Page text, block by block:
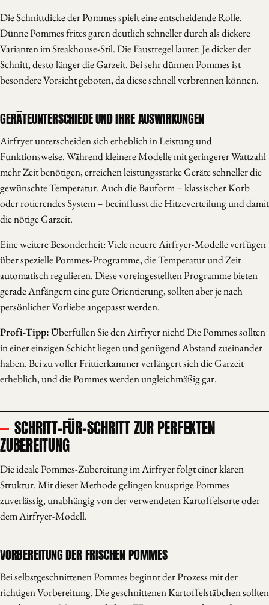
Die Schnittdicke der Pommes spielt eine entscheidende Rolle.
Dünne Pommes frites garen deutlich schneller durch als dickere
Varianten im Steakhouse-Stil. Die Faustregel lautet: Je dicker der
Schnitt, desto länger die Garzeit. Bei sehr dünnen Pommes ist
besondere Vorsicht geboten, da diese schnell verbrennen können.
GERÄTEUNTERSCHIEDE UND IHRE AUSWIRKUNGEN
Airfryer unterscheiden sich erheblich in Leistung und
Funktionsweise. Während kleinere Modelle mit geringerer Wattzahl
mehr Zeit benötigen, erreichen leistungsstarke Geräte schneller die
gewünschte Temperatur. Auch die Bauform – klassischer Korb
oder rotierendes System – beeinflusst die Hitzeverteilung und damit
die nötige Garzeit.
Eine weitere Besonderheit: Viele neuere Airfryer-Modelle verfügen
über spezielle Pommes-Programme, die Temperatur und Zeit
automatisch regulieren. Diese voreingestellten Programme bieten
gerade Anfängern eine gute Orientierung, sollten aber je nach
persönlicher Vorliebe angepasst werden.
Profi-Tipp:Überfüllen Sie den Airfryer nicht! Die Pommes sollten
in einer einzigen Schicht liegen und genügend Abstand zueinander
haben. Bei zu voller Frittierkammer verlängert sich die Garzeit
erheblich, und die Pommes werden ungleichmäßig gar.
SCHRITT-FÜR-SCHRITT ZUR PERFEKTEN
ZUBEREITUNG
Die ideale Pommes-Zubereitung im Airfryer folgt einer klaren
Struktur. Mit dieser Methode gelingen knusprige Pommes
zuverlässig, unabhängig von der verwendeten Kartoffelsorte oder
dem Airfryer-Modell.
VORBEREITUNG DER FRISCHEN POMMES
Bei selbstgeschnittenen Pommes beginnt der Prozess mit der
richtigen Vorbereitung. Die geschnittenen Kartoffelstäbchen sollten